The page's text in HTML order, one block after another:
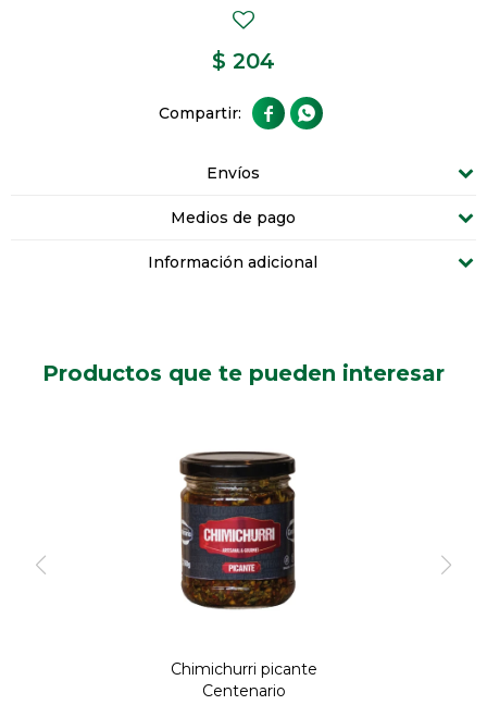
$ 204
 
Envíos
Medios de pago
Información adicional
Productos que te pueden interesar
Chimichurri picante
Centenario